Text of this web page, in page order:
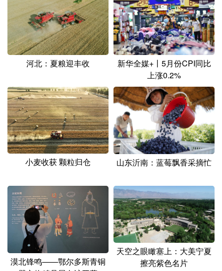
Deutsch Português
河北：夏粮迎丰收
新华全媒+丨5月份CPI同比
上涨0.2%
小麦收获 颗粒归仓 山东沂南：蓝莓飘香采摘忙
漠北锋鸣——鄂尔多斯青铜
天空之眼瞰塞上：大美宁夏
擦亮紫色名片